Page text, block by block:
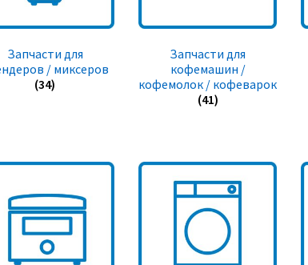
Запчасти для
/ миксеров
(34)
Запчасти для
кофемашин /
кофемолок / кофеварок
(41)